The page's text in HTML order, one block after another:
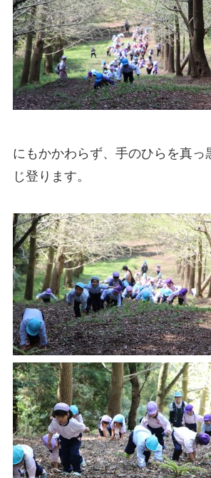
にもかかわらず、手のひらを真っ
じ登ります。